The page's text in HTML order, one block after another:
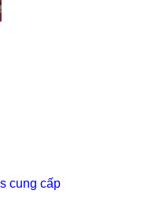
cung cấp